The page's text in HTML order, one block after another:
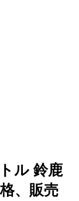
ル 鈴鹿
、販売